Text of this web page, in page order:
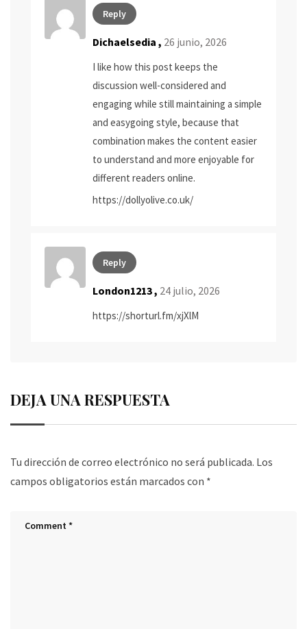
Reply
Dichaelsedia , 26 junio, 2026
I like how this post keeps the
discussion well-considered and
engaging while still maintaining a simple
and easygoing style, because that
combination makes the content easier
to understand and more enjoyable for
different readers online.
https://dollyolive.co.uk/
Reply
London1213 , 24 julio, 2026
https://shorturl.fm/xjXlM
DEJA UNA RESPUESTA
Tu dirección de correo electrónico no será publicada. Los
campos obligatorios están marcados con *